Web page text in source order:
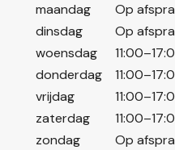
maandag
Op
dinsdag
Op
woensdag
donderdag
vrijdag
zaterdag
zondag
Op